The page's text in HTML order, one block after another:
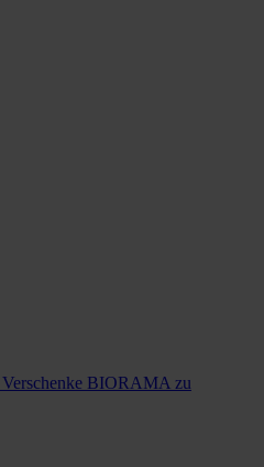
Verschenke BIORAMA zu